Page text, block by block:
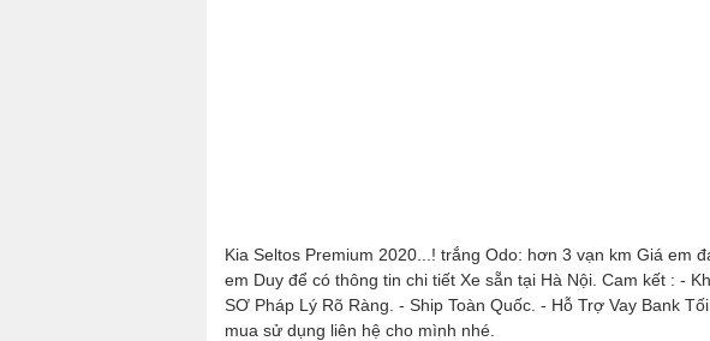
Kia Seltos Premium 2020...! trắng Odo: hơn 3 vạn km Giá em
em Duy để có thông tin chi tiết Xe sẵn tại Hà Nội. Cam kết : -
SƠ Pháp Lý Rõ Ràng. - Ship Toàn Quốc. - Hỗ Trợ Vay Bank
mua sử dụng liên hệ cho mình nhé.